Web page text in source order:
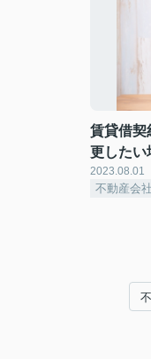
賃貸借契
更したい
2023.08.01
不動産会